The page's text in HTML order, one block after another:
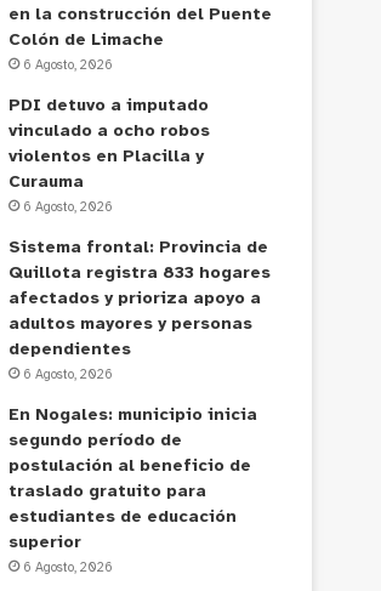
en la construcción del Puente
Colón de Limache
6 Agosto, 2026
PDI detuvo a imputado
vinculado a ocho robos
violentos en Placilla y
Curauma
6 Agosto, 2026
Sistema frontal: Provincia de
Quillota registra 833 hogares
afectados y prioriza apoyo a
adultos mayores y personas
dependientes
6 Agosto, 2026
En Nogales: municipio inicia
segundo período de
postulación al beneficio de
traslado gratuito para
estudiantes de educación
superior
6 Agosto, 2026